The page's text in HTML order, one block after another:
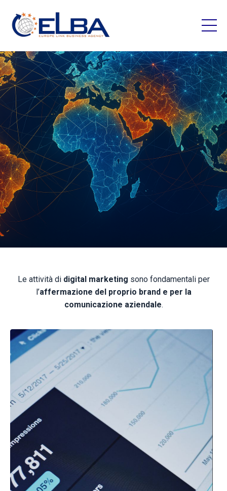
Le attività di digital marketing sono fondamentali per
l’affermazione del proprio brand e per la
comunicazione aziendale.